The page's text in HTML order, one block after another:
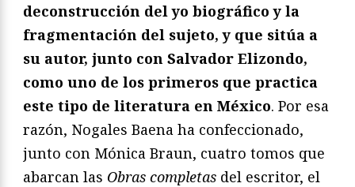
deconstrucción del yo biográfico y la
fragmentación del sujeto, y que sitúa a
su autor, junto con Salvador Elizondo,
como uno de los primeros que practica
este tipo de literatura en México. Por esa
razón, Nogales Baena ha confeccionado,
junto con Mónica Braun, cuatro tomos que
abarcan las Obras completas del escritor, el